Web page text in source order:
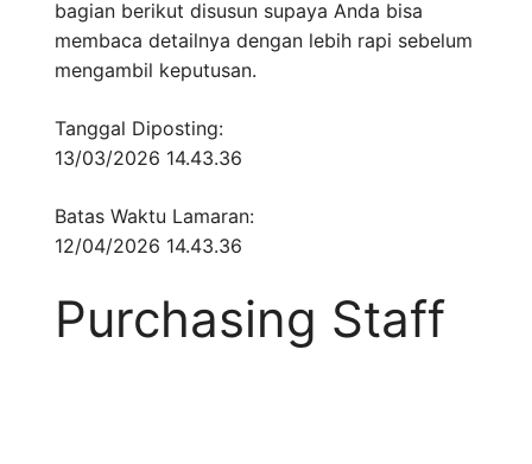
bagian berikut disusun supaya Anda bisa
membaca detailnya dengan lebih rapi sebelum
mengambil keputusan.
Tanggal Diposting:
13/03/2026 14.43.36
Batas Waktu Lamaran:
12/04/2026 14.43.36
Purchasing Staff